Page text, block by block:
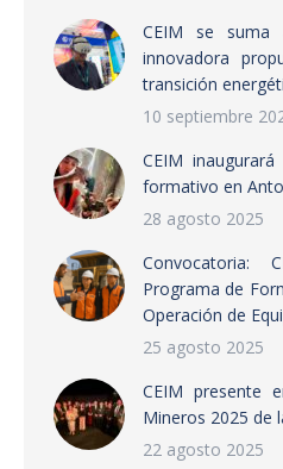
CEIM se suma
innovadora
transición
10 septiembre
CEIM
formativo en
28 agosto 2025
Convocatoria:
Programa de
Operación de
25 agosto 2025
CEIM presente
Mineros 2025 de
22 agosto 2025